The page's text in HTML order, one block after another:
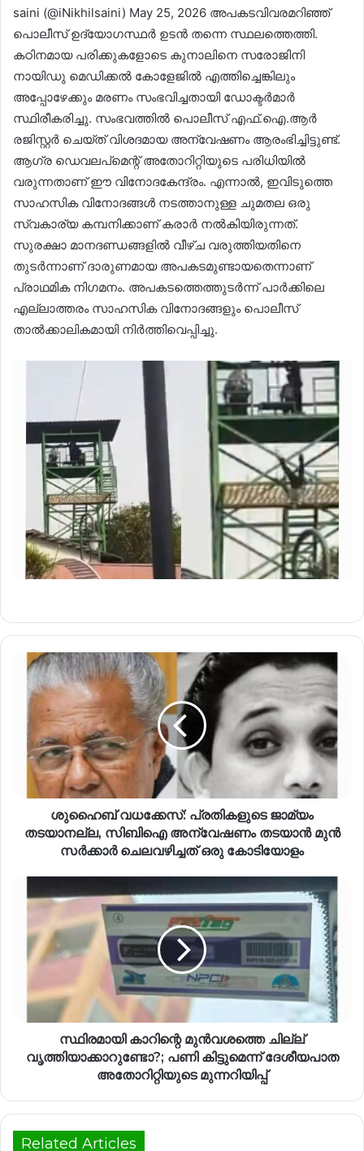
saini (@iNikhilsaini) May 25, 2026 അപകടവിവരമറിഞ്ഞ്
പൊലീസ് ഉദ്യോഗസ്ഥർ ഉടൻ തന്നെ സ്ഥലത്തെത്തി.
കഠിനമായ പരിക്കുകളോടെ കുനാലിനെ സരോജിനി
നായിഡു മെഡിക്കൽ കോളേജിൽ എത്തിച്ചെങ്കിലും
അപ്പോഴേക്കും മരണം സംഭവിച്ചതായി ഡോക്ടർമാർ
സ്ഥിരീകരിച്ചു. സംഭവത്തിൽ പൊലീസ് എഫ്.ഐ.ആർ
രജിസ്റ്റർ ചെയ്ത് വിശദമായ അന്വേഷണം ആരംഭിച്ചിട്ടുണ്ട്.
ആഗ്ര ഡെവലപ്‌മെന്റ് അതോറിറ്റിയുടെ പരിധിയിൽ
വരുന്നതാണ് ഈ വിനോദകേന്ദ്രം. എന്നാൽ, ഇവിടുത്തെ
സാഹസിക വിനോദങ്ങൾ നടത്താനുള്ള ചുമതല ഒരു
സ്വകാര്യ കമ്പനിക്കാണ് കരാർ നൽകിയിരുന്നത്.
സുരക്ഷാ മാനദണ്ഡങ്ങളിൽ വീഴ്ച വരുത്തിയതിനെ
തുടർന്നാണ് ദാരുണമായ അപകടമുണ്ടായതെന്നാണ്
പ്രാഥമിക നിഗമനം. അപകടത്തെത്തുടർന്ന് പാർക്കിലെ
എല്ലാത്തരം സാഹസിക വിനോദങ്ങളും പൊലീസ്
താൽക്കാലികമായി നിർത്തിവെപ്പിച്ചു.
ശുഹൈബ് വധക്കേസ്: പ്രതികളുടെ ജാമ്യം
തടയാനല്ല, സിബിഐ അന്വേഷണം തടയാന്‍ മുന്‍
സര്‍ക്കാര്‍ ചെലവഴിച്ചത് ഒരു കോടിയോളം
സ്ഥിരമായി കാറിന്റെ മുൻവശത്തെ ചില്ല്
വൃത്തിയാക്കാറുണ്ടോ?; പണി കിട്ടുമെന്ന് ദേശീയപാത
അതോറിറ്റിയുടെ മുന്നറിയിപ്പ്
Related Articles